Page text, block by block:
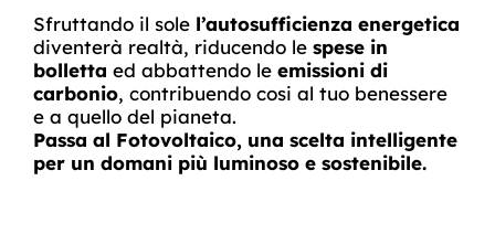
Sfruttando il sole l’autosufficienza energetica
diventerà realtà, riducendo le spese in
bolletta ed abbattendo le emissioni di
carbonio, contribuendo cosi al tuo benessere
e a quello del pianeta.
Passa al Fotovoltaico, una scelta intelligente
per un domani più luminoso e sostenibile.